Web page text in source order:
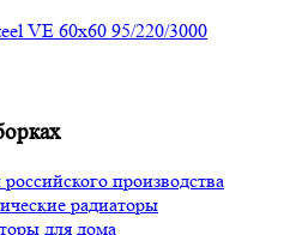
VE 60х60 95/220/3000
производства
радиаторы
для дома